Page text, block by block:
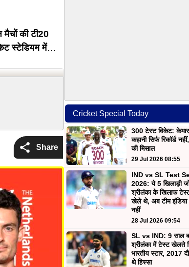
की टी20
स्टेडियम में
Share
Cricket Special Today
300 टेस्ट विकेट: केमार
कहानी सिर्फ रिकॉर्ड
की मिसाल
29 Jul 2026 08:55
IND vs SL Test
2026: ये 5 खिलाड़ी
श्रीलंका के खिलाफ
खेले थे, अब टीम इंडिया
नहीं
28 Jul 2026 09:54
SL vs IND: 9 साल
श्रीलंका में टेस्ट खेलते
भारतीय स्टार, 2017
थे हिस्सा